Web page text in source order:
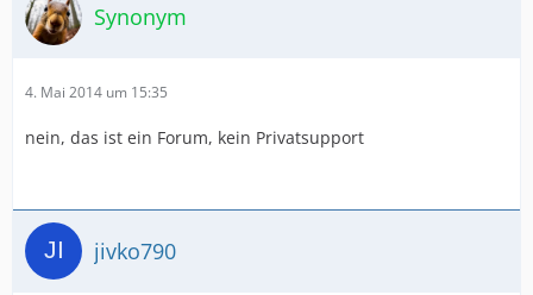
Synonym
4. Mai 2014 um 15:35
nein, das ist ein Forum, kein Privatsupport
jivko790